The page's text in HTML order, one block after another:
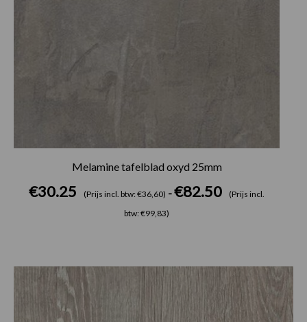
Melamine tafelblad oxyd 25mm
€30.25 (Prijs incl. btw: €36,60) -€82.50
(Prijs incl.
btw: €99,83)
Prijsklasse:
tot
€82.50